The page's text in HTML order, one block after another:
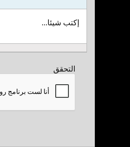
إكتب شيئا...
التحقق